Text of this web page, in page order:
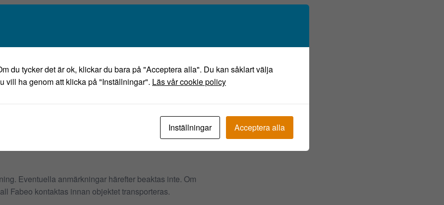
objekt?
av det text-, bild- och filmmaterial som finns
Eventuella anmärkningar härefter beaktas inte. Om
Fabeo kontaktas innan objektet transporteras.
du tycker det är ok, klickar du bara på "Acceptera alla". Du kan såklart välja
vill ha genom att klicka på "Inställningar". Läs vår cookie policy
Inställningar Acceptera alla